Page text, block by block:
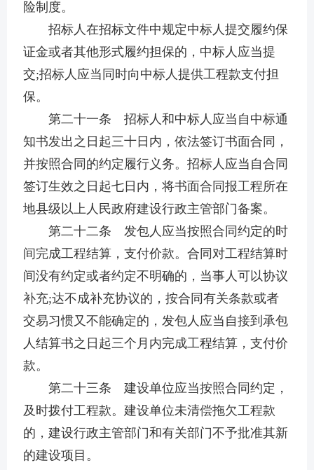
险制度。
招标人在招标文件中规定中标人提交履约保
证金或者其他形式履约担保的，中标人应当提
交;招标人应当同时向中标人提供工程款支付担
保。
第二十一条 招标人和中标人应当自中标通
知书发出之日起三十日内，依法签订书面合同，
并按照合同的约定履行义务。招标人应当自合同
签订生效之日起七日内，将书面合同报工程所在
地县级以上人民政府建设行政主管部门备案。
第二十二条 发包人应当按照合同约定的时
间完成工程结算，支付价款。合同对工程结算时
间没有约定或者约定不明确的，当事人可以协议
补充;达不成补充协议的，按合同有关条款或者
交易习惯又不能确定的，发包人应当自接到承包
人结算书之日起三个月内完成工程结算，支付价
款。
第二十三条 建设单位应当按照合同约定，
及时拨付工程款。建设单位未清偿拖欠工程款
的，建设行政主管部门和有关部门不予批准其新
的建设项目。